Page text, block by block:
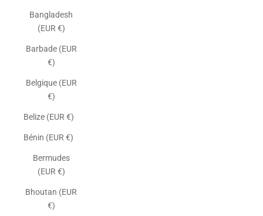
Bangladesh
(EUR €)
Barbade (EUR
€)
Belgique (EUR
€)
Belize (EUR €)
Bénin (EUR €)
Bermudes
(EUR €)
Bhoutan (EUR
€)